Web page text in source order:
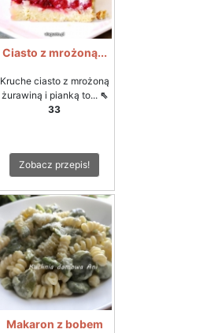
Ciasto z mrożoną...
Kruche ciasto z mrożoną
żurawiną i pianką to... ⇖
33
Zobacz przepis!
Makaron z bobem